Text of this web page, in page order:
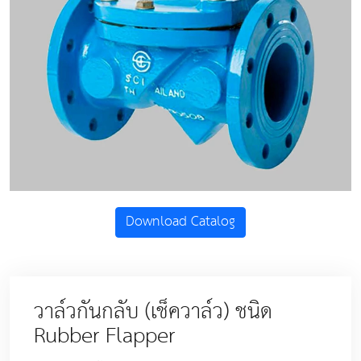
Download Catalog
วาล์วกันกลับ (เช็ควาล์ว) ชนิด
Rubber Flapper